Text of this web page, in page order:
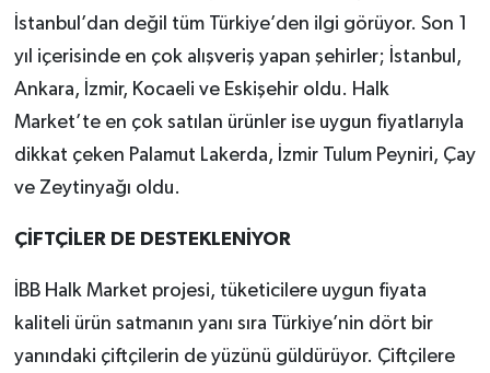
İstanbul’dan değil tüm Türkiye’den ilgi görüyor. Son 1
yıl içerisinde en çok alışveriş yapan şehirler; İstanbul,
Ankara, İzmir, Kocaeli ve Eskişehir oldu. Halk
Market’te en çok satılan ürünler ise uygun fiyatlarıyla
dikkat çeken Palamut Lakerda, İzmir Tulum Peyniri, Çay
ve Zeytinyağı oldu.
ÇİFTÇİLER DE DESTEKLENİYOR
İBB Halk Market projesi, tüketicilere uygun fiyata
kaliteli ürün satmanın yanı sıra Türkiye’nin dört bir
yanındaki çiftçilerin de yüzünü güldürüyor. Çiftçilere